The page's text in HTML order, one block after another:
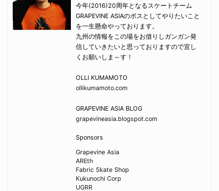
今年(2016)20周年となるスケートチーム
GRAPEVINE ASIAのボスとしてやりたいこと
を一生懸命やっております。
九州の情報をこの場をお借りしガンガン発
信していきたいと思っておりますので宜し
くお願いしま～す！
OLLI KUMAMOTO
ollikumamoto.com
GRAPEVINE ASIA BLOG
grapevineasia.blogspot.com
Sponsors
Grapevine Asia
AREth
Fabric Skate Shop
Kukunochi Corp
UGRR